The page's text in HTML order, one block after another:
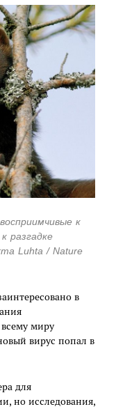
к
разгадке
Luhta / Nature
в
миру
вирус попал в
для
но исследования,